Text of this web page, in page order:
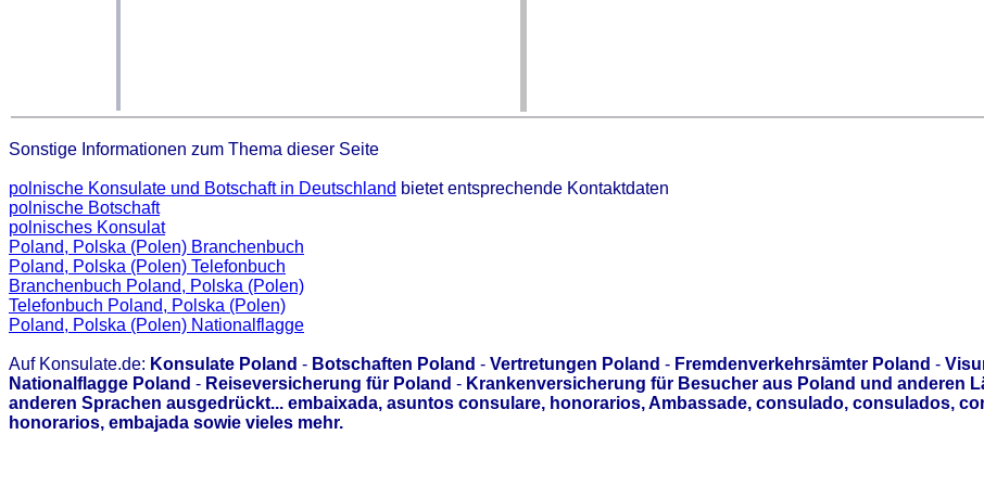
Sonstige Informationen zum Thema dieser Seite
polnische Konsulate und Botschaft in Deutschland bietet entsprechende Kontaktdaten
polnische Botschaft
polnisches Konsulat
Poland, Polska (Polen) Branchenbuch
Poland, Polska (Polen) Telefonbuch
Branchenbuch Poland, Polska (Polen)
Telefonbuch Poland, Polska (Polen)
Poland, Polska (Polen) Nationalflagge
Auf Konsulate.de: Konsulate Poland - Botschaften Poland - Vertretungen Poland - Fremdenverkehrsämter Poland -
Nationalflagge Poland - Reiseversicherung für Poland - Krankenversicherung für Besucher aus Poland und anderen
anderen Sprachen ausgedrückt... embaixada, asuntos consulare, honorarios, Ambassade, consulado, consulados,
honorarios, embajada sowie vieles mehr.